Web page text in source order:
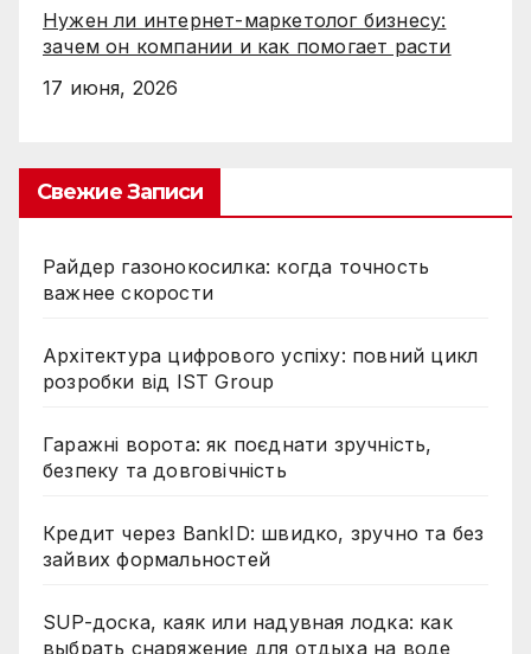
Нужен ли интернет-маркетолог бизнесу:
зачем он компании и как помогает расти
17 июня, 2026
Свежие Записи
Райдер газонокосилка: когда точность
важнее скорости
Архітектура цифрового успіху: повний цикл
розробки від IST Group
Гаражні ворота: як поєднати зручність,
безпеку та довговічність
Кредит через BankID: швидко, зручно та без
зайвих формальностей
SUP-доска, каяк или надувная лодка: как
выбрать снаряжение для отдыха на воде